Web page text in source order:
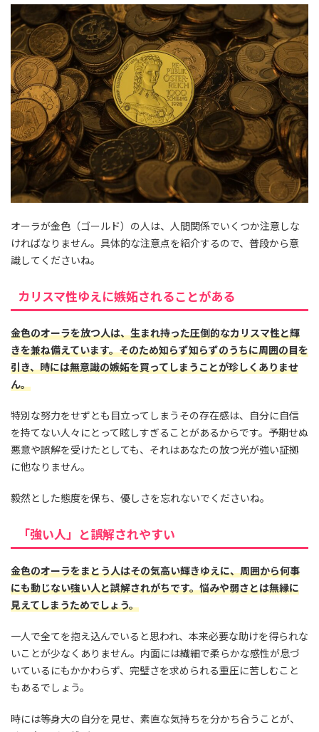
オーラが金色（ゴールド）の人は、人間関係でいくつか注意しな
ければなりません。具体的な注意点を紹介するので、普段から意
識してくださいね。
カリスマ性ゆえに嫉妬されることがある
金色のオーラを放つ人は、生まれ持った圧倒的なカリスマ性と輝
きを兼ね備えています。そのため知らず知らずのうちに周囲の目を
引き、時には無意識の嫉妬を買ってしまうことが珍しくありませ
ん。
特別な努力をせずとも目立ってしまうその存在感は、自分に自信
を持てない人々にとって眩しすぎることがあるからです。予期せぬ
悪意や誤解を受けたとしても、それはあなたの放つ光が強い証拠
に他なりません。
毅然とした態度を保ち、優しさを忘れないでくださいね。
「強い人」と誤解されやすい
金色のオーラをまとう人はその気高い輝きゆえに、周囲から何事
にも動じない強い人と誤解されがちです。悩みや弱さとは無縁に
見えてしまうためでしょう。
一人で全てを抱え込んでいると思われ、本来必要な助けを得られな
いことが少なくありません。内面には繊細で柔らかな感性が息づ
いているにもかかわらず、完璧さを求められる重圧に苦しむこと
もあるでしょう。
時には等身大の自分を見せ、素直な気持ちを分かち合うことが、